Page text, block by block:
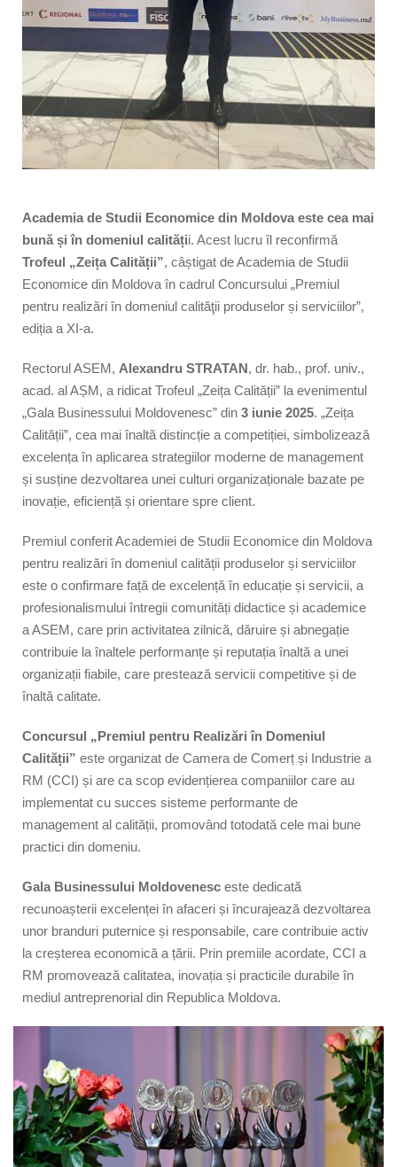
Academia de Studii Economice din Moldova este cea mai
bună și în domeniul calității. Acest lucru îl reconfirmă
Trofeul „Zeița Calității”, câștigat de Academia de Studii
Economice din Moldova în cadrul Concursului „Premiul
pentru realizări în domeniul calităţii produselor și serviciilor”,
ediția a XI-a.
Rectorul ASEM, Alexandru STRATAN, dr. hab., prof. univ.,
acad. al AȘM, a ridicat Trofeul „Zeița Calității” la evenimentul
„Gala Businessului Moldovenesc” din 3 iunie 2025. „Zeița
Calității”, cea mai înaltă distincție a competiției, simbolizează
excelența în aplicarea strategiilor moderne de management
și susține dezvoltarea unei culturi organizaționale bazate pe
inovație, eficiență și orientare spre client.
Premiul conferit Academiei de Studii Economice din Moldova
pentru realizări în domeniul calității produselor și serviciilor
este o confirmare față de excelență în educație și servicii, a
profesionalismului întregii comunități didactice și academice
a ASEM, care prin activitatea zilnică, dăruire și abnegație
contribuie la înaltele performanțe și reputația înaltă a unei
organizații fiabile, care prestează servicii competitive și de
înaltă calitate.
Concursul „Premiul pentru Realizări în Domeniul
Calității” este organizat de Camera de Comerț și Industrie a
RM (CCI) și are ca scop evidențierea companiilor care au
implementat cu succes sisteme performante de
management al calității, promovând totodată cele mai bune
practici din domeniu.
Gala Businessului Moldovenesc este dedicată
recunoașterii excelenței în afaceri și încurajează dezvoltarea
unor branduri puternice și responsabile, care contribuie activ
la creșterea economică a țării. Prin premiile acordate, CCI a
RM promovează calitatea, inovația și practicile durabile în
mediul antreprenorial din Republica Moldova.